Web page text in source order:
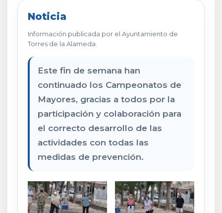
Noticia
Información publicada por el Ayuntamiento de
Torres de la Alameda.
Este fin de semana han
continuado los Campeonatos de
Mayores, gracias a todos por la
participación y colaboración para
el correcto desarrollo de las
actividades con todas las
medidas de prevención.